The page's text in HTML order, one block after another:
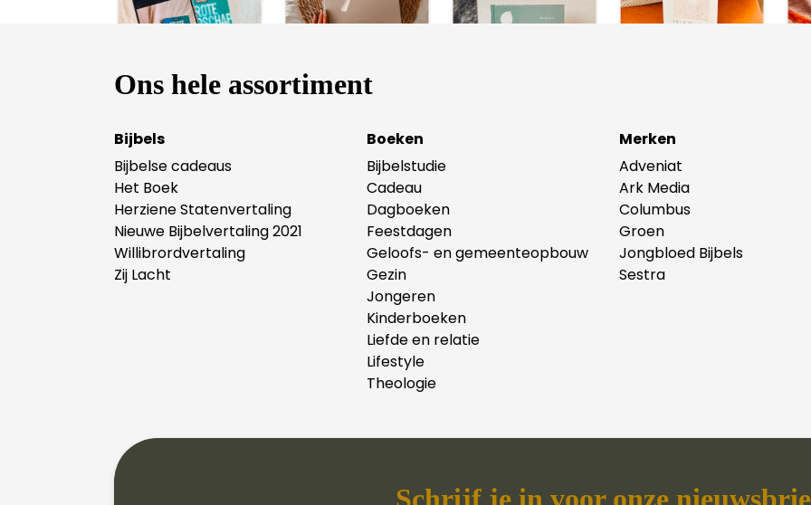
Ons hele assortiment
Bijbels
Bijbelse cadeaus
Het Boek
Herziene Statenvertaling
Nieuwe Bijbelvertaling 2021
Willibrordvertaling
Zij Lacht
Boeken
Bijbelstudie
Cadeau
Dagboeken
Feestdagen
Geloofs- en gemeenteopbouw
Gezin
Jongeren
Kinderboeken
Liefde en relatie
Lifestyle
Theologie
Merken
Adveniat
Ark Media
Columbus
Groen
Jongbloed Bijbels
Sestra